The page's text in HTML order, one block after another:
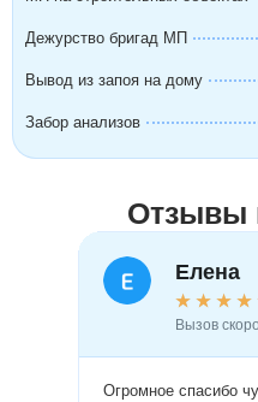
Дежурство бригад МП
Вывод из запоя на дому
Забор анализов
Отзывы
Елена
★ ★ ★ ★
Вызов
Огромное спасибо